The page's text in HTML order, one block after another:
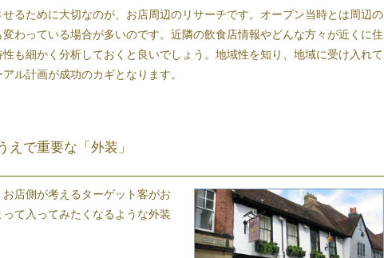
るために大切なのが、お店周辺のリサーチです。オープン当時とは周辺の
わっている場合が多いのです。近隣の飲食店情報やどんな方々が近くに住
も細かく分析しておくと良いでしょう。地域性を知り、地域に受け入れて
ル計画が成功のカギとなります。
えで重要な「外装」
店側が考えるターゲット客がお
て入ってみたくなるような外装